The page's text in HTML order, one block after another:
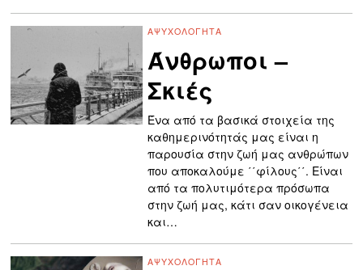
ΑΨΥΧΟΛΌΓΗΤΑ
Άνθρωποι –
Σκιές
Ένα από τα βασικά στοιχεία της
καθημερινότητάς μας είναι η
παρουσία στην ζωή μας ανθρώπων
που αποκαλούμε ΄΄φίλους΄΄. Είναι
από τα πολυτιμότερα πρόσωπα
στην ζωή μας, κάτι σαν οικογένεια
και…
ΑΨΥΧΟΛΌΓΗΤΑ